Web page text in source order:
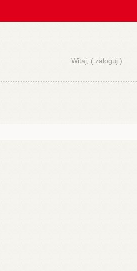
Witaj, ( zaloguj )